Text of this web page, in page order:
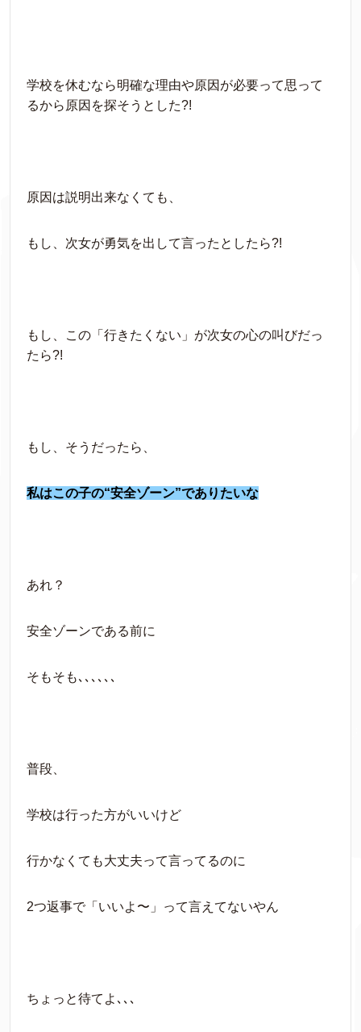
学校を休むなら明確な理由や原因が必要って思って
るから原因を探そうとした?!
原因は説明出来なくても、
もし、次女が勇気を出して言ったとしたら?!
もし、この「行きたくない」が次女の心の叫びだっ
たら?!
もし、そうだったら、
私はこの子の“安全ゾーン”でありたいな
あれ？
安全ゾーンである前に
そもそも､､､､､､
普段、
学校は行った方がいいけど
行かなくても大丈夫って言ってるのに
2つ返事で「いいよ〜」って言えてないやん
ちょっと待てよ､､､